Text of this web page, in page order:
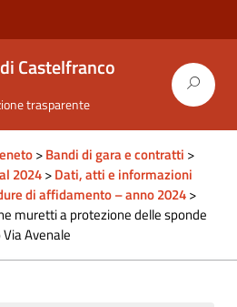
Castelfranco
trasparente
>Bandi di gara e contratti >
2024>Dati, atti e informazioni
di affidamento – anno 2024>
muretti a protezione delle sponde
Avenale